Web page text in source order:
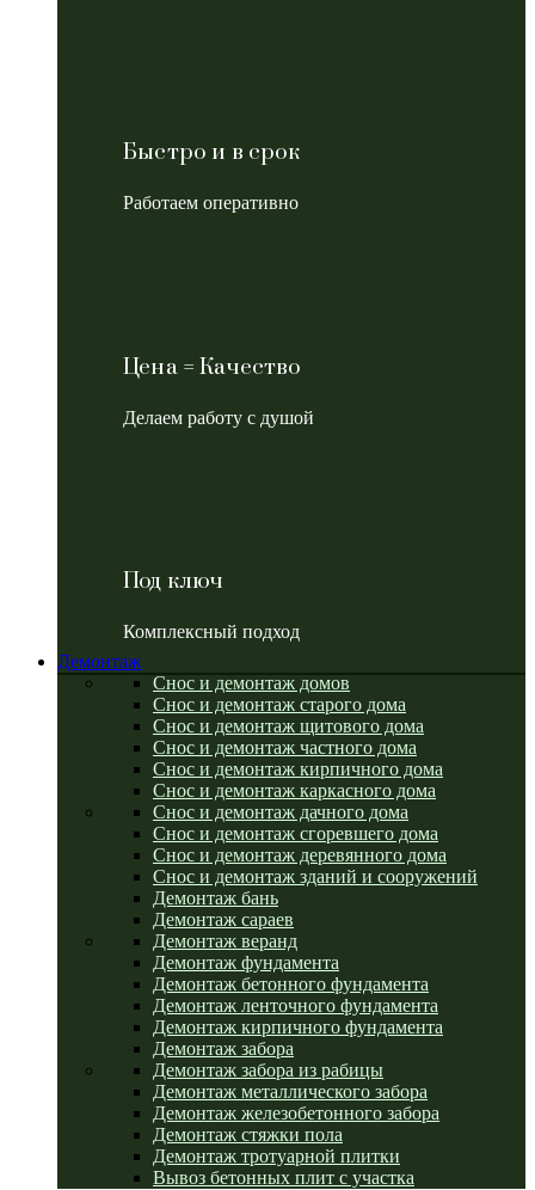
Быстро и в срок
Работаем оперативно
Цена = Качество
Делаем работу с душой
Под ключ
Комплексный подход
Демонтаж
Снос и демонтаж домов
Снос и демонтаж старого дома
Снос и демонтаж щитового дома
Снос и демонтаж частного дома
Снос и демонтаж кирпичного дома
Снос и демонтаж каркасного дома
Снос и демонтаж дачного дома
Снос и демонтаж сгоревшего дома
Снос и демонтаж деревянного дома
Снос и демонтаж зданий и сооружений
Демонтаж бань
Демонтаж сараев
Демонтаж веранд
Демонтаж фундамента
Демонтаж бетонного фундамента
Демонтаж ленточного фундамента
Демонтаж кирпичного фундамента
Демонтаж забора
Демонтаж забора из рабицы
Демонтаж металлического забора
Демонтаж железобетонного забора
Демонтаж стяжки пола
Демонтаж тротуарной плитки
Вывоз бетонных плит с участка